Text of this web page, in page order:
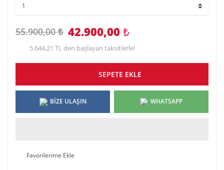
55.900,00 ₺ 42.900,00 ₺
5.644,21 TL den başlayan taksitlerle!
SEPETE EKLE
BİZE ULAŞIN WHATSAPP